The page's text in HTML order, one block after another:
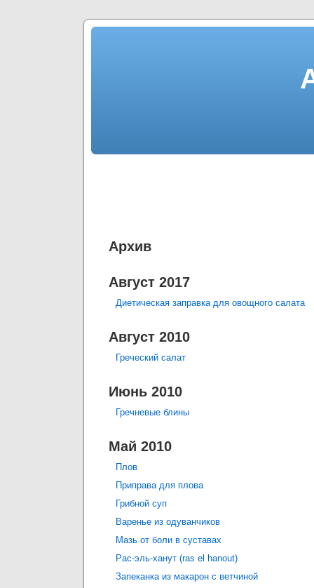
Aрхив
Август 2017
Диетическая заправка для овощного салата
Август 2010
Греческий салат
Июнь 2010
Гречневые блины
Май 2010
Плов
Приправа для плова
Грибной суп
Варенье из одуванчиков
Мазь от боли в суставах
Рас-эль-ханут (ras el hanout)
Запеканка из макарон с ветчиной